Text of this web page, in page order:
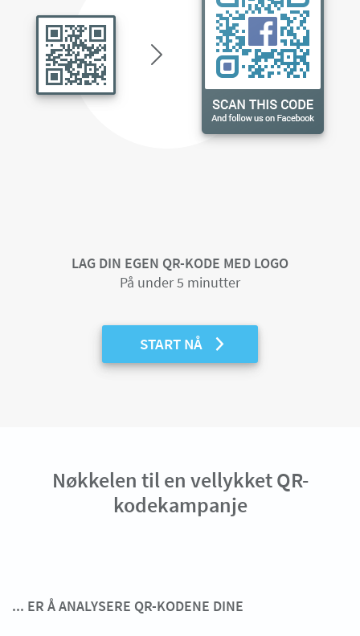
LAG DIN EGEN QR-KODE MED LOGO
På under 5 minutter
START NÅ
Nøkkelen til en vellykket QR-
kodekampanje
... ER Å ANALYSERE QR-KODENE DINE